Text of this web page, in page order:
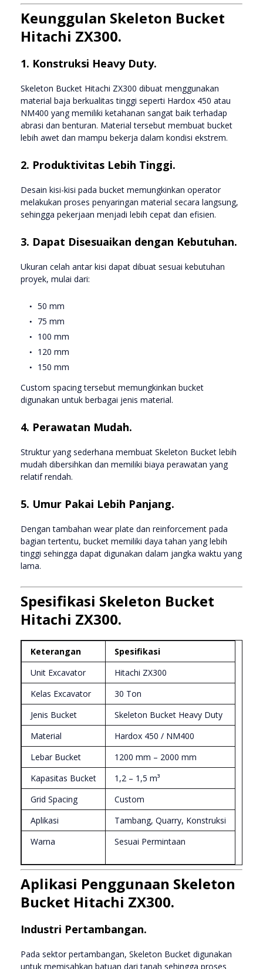
Keunggulan Skeleton Bucket
Hitachi ZX300.
1. Konstruksi Heavy Duty.
Skeleton Bucket Hitachi ZX300 dibuat menggunakan
material baja berkualitas tinggi seperti Hardox 450 atau
NM400 yang memiliki ketahanan sangat baik terhadap
abrasi dan benturan. Material tersebut membuat bucket
lebih awet dan mampu bekerja dalam kondisi ekstrem.
2. Produktivitas Lebih Tinggi.
Desain kisi-kisi pada bucket memungkinkan operator
melakukan proses penyaringan material secara langsung,
sehingga pekerjaan menjadi lebih cepat dan efisien.
3. Dapat Disesuaikan dengan Kebutuhan.
Ukuran celah antar kisi dapat dibuat sesuai kebutuhan
proyek, mulai dari:
50 mm
75 mm
100 mm
120 mm
150 mm
Custom spacing tersebut memungkinkan bucket
digunakan untuk berbagai jenis material.
4. Perawatan Mudah.
Struktur yang sederhana membuat Skeleton Bucket lebih
mudah dibersihkan dan memiliki biaya perawatan yang
relatif rendah.
5. Umur Pakai Lebih Panjang.
Dengan tambahan wear plate dan reinforcement pada
bagian tertentu, bucket memiliki daya tahan yang lebih
tinggi sehingga dapat digunakan dalam jangka waktu yang
lama.
Spesifikasi Skeleton Bucket
Hitachi ZX300.
Keterangan
Spesifikasi
Unit Excavator
Hitachi ZX300
Kelas Excavator
30 Ton
Jenis Bucket
Skeleton Bucket Heavy Duty
Material
Hardox 450 / NM400
Lebar Bucket
1200 mm – 2000 mm
Kapasitas Bucket
1,2 – 1,5 m³
Grid Spacing
Custom
Aplikasi
Tambang, Quarry, Konstruksi
Warna
Sesuai Permintaan
Aplikasi Penggunaan Skeleton
Bucket Hitachi ZX300.
Industri Pertambangan.
Pada sektor pertambangan, Skeleton Bucket digunakan
untuk memisahkan batuan dari tanah sehingga proses